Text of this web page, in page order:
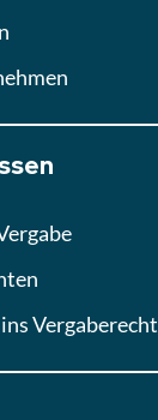
Vergaberecht